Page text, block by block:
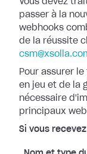
Vous devez
passer à la
webhooks
de la réussite
Pour assurer
en jeu et de la
nécessaire
principaux
Si vous